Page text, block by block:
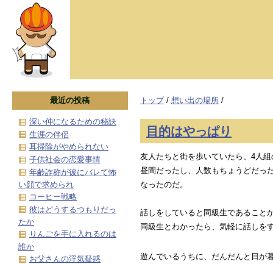
トップ/ 想い出の場所 /
目的はやっぱり
友人たちと街を歩いていたら、4人
昼間だったし、人数もちょうどだっ
なったのだ。
話しをしていると同級生であること
同級生とわかったら、気軽に話しを
遊んでいるうちに、だんだんと日が
最近の投稿
深い仲になるための秘訣
生涯の伴侶
耳掃除がやめられない
子供社会の恋愛事情
年齢詐称が彼にバレて怖
い顔で求められ
コーヒー戦略
彼はどうするつもりだっ
たか
りんごを手に入れるのは
誰か
お父さんの浮気疑惑